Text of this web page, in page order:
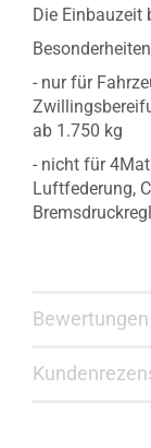
Die Einbauzeit
- nur für
ab 1.750 kg
- nicht für
Luftfederung,
Bewertungen